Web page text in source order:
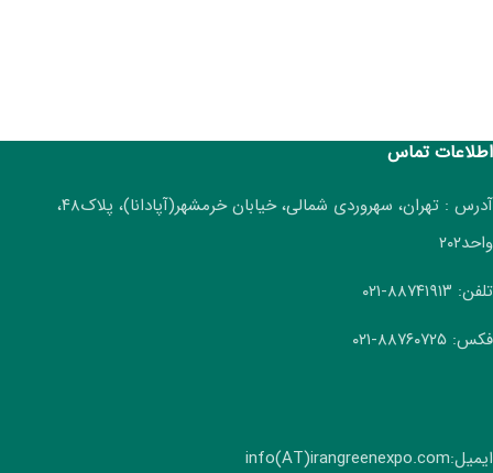
اطلاعات تماس
آدرس : تهران، سهروردی شمالی، خیابان خرمشهر(آپادانا)، پلاک۴۸،
واحد۲۰۲
تلفن: ۸۸۷۴۱۹۱۳-۰۲۱
فکس: ۸۸۷۶۰۷۲۵-۰۲۱
ایمیل:info(AT)irangreenexpo.com